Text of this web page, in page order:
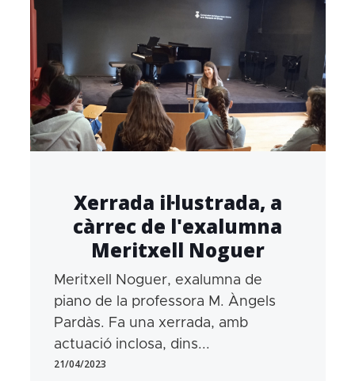
Xerrada il·lustrada, a
càrrec de l'exalumna
Meritxell Noguer
Meritxell Noguer, exalumna de
piano de la professora M. Àngels
Pardàs. Fa una xerrada, amb
actuació inclosa, dins...
21/04/2023